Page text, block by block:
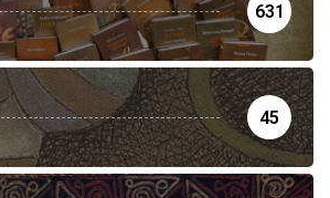
631
45